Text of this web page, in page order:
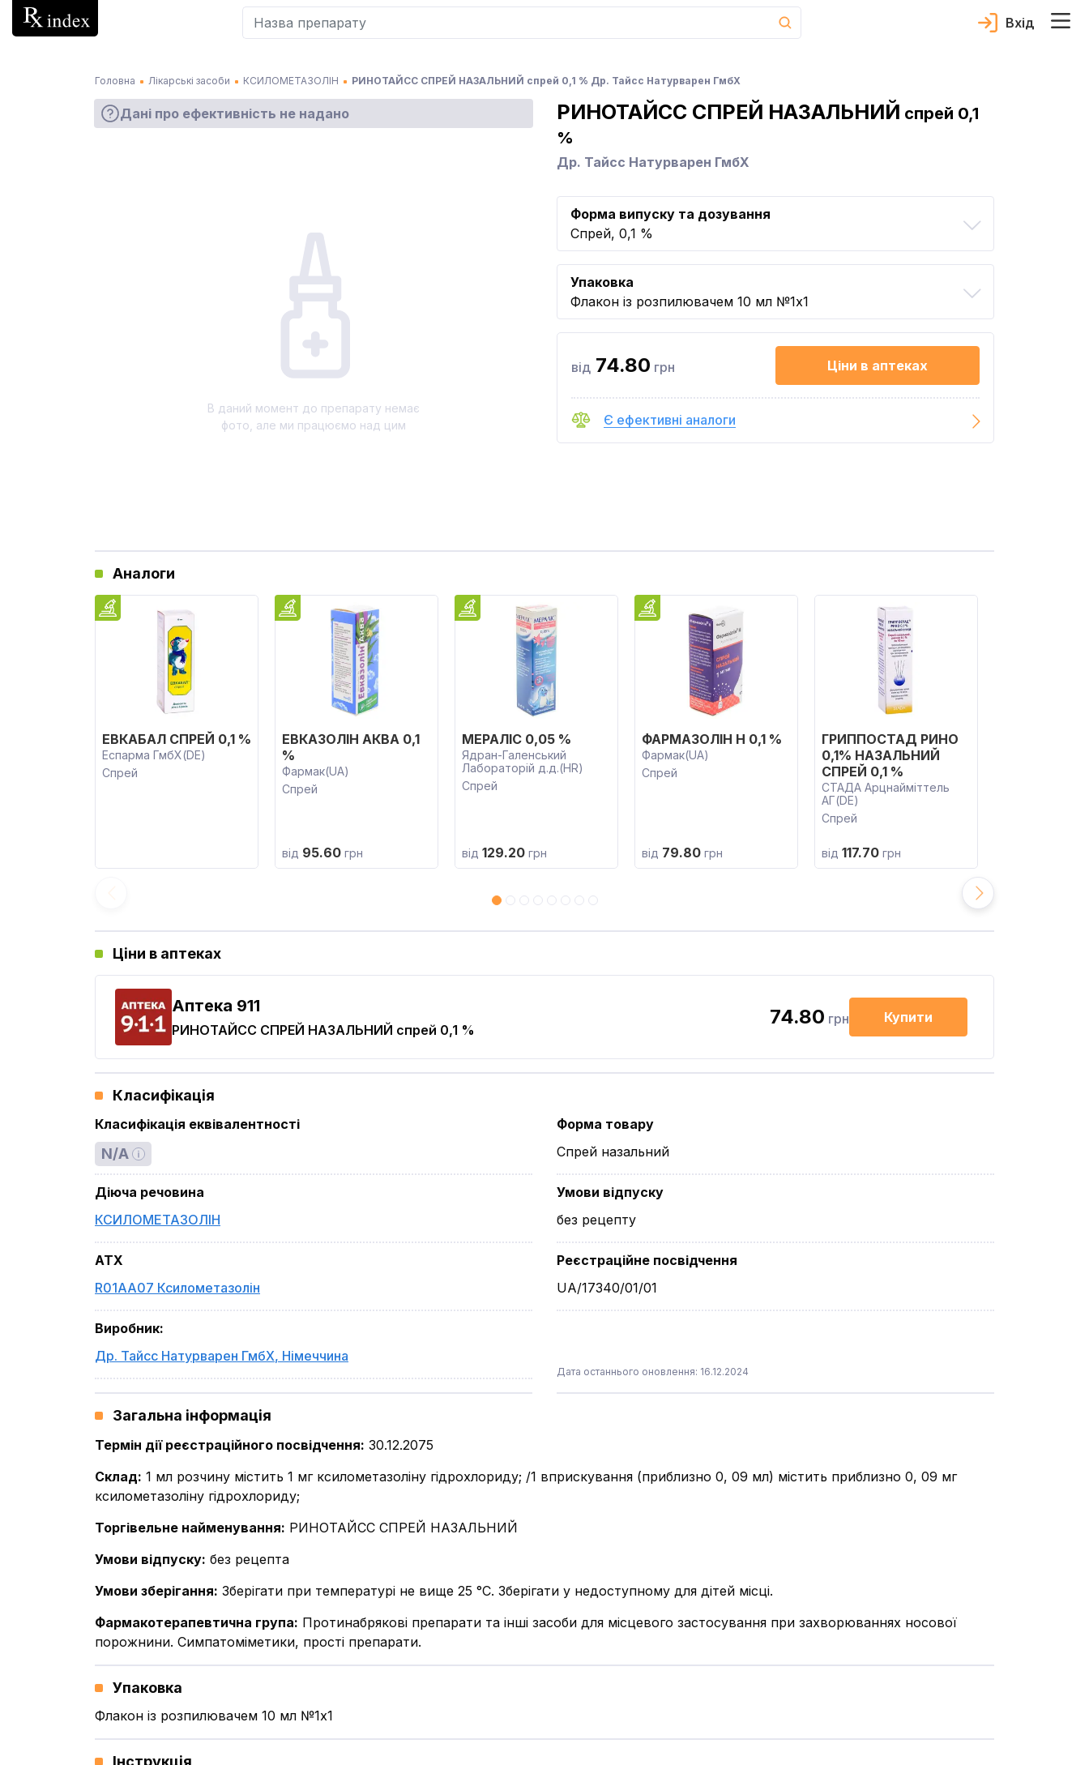
Вхід
Головна Лікарські засоби КСИЛОМЕТАЗОЛІН РИНОТАЙСС СПРЕЙ НАЗАЛЬНИЙ спрей 0,1 % Др. Тайсс Натурварен ГмбХ
Дані про ефективність не надано
В даний момент до препарату немає
фото, але ми працюємо над цим
РИНОТАЙСС СПРЕЙ НАЗАЛЬНИЙ спрей 0,1
%
Др. Тайсс Натурварен ГмбХ
Форма випуску та дозування
Спрей, 0,1 %
Упаковка
Флакон із розпилювачем 10 мл №1x1
від 74.80 грн Ціни в аптеках
Є ефективні аналоги
Аналоги
ЕВКАБАЛ СПРЕЙ 0,1 %
Еспарма ГмбХ(DE)
Спрей
ЕВКАЗОЛІН АКВА 0,1
%
Фармак(UA)
Спрей
від 95.60 грн
МЕРАЛІС 0,05 %
Ядран-Галенський
Лабораторій д.д.(HR)
Спрей
від 129.20 грн
ФАРМАЗОЛІН Н 0,1 %
Фармак(UA)
Спрей
від 79.80 грн
ГРИППОСТАД РИНО
0,1% НАЗАЛЬНИЙ
СПРЕЙ 0,1 %
СТАДА Арцнайміттель
АГ(DE)
Спрей
від 117.70 грн
Ціни в аптеках
Aптека 911
РИНОТАЙСС СПРЕЙ НАЗАЛЬНИЙ спрей 0,1 %
74.80 грн Купити
Класифікація
Класифікація еквівалентності
N/A
Діюча речовина
КСИЛОМЕТАЗОЛІН
ATX
R01AA07 Ксилометазолін
Виробник:
Др. Тайсс Натурварен ГмбХ, Німеччина
Форма товару
Спрей назальний
Умови відпуску
без рецепту
Реєстраційне посвідчення
UA/17340/01/01
Дата останнього оновлення: 16.12.2024
Загальна інформація
Термін дії реєстраційного посвідчення: 30.12.2075
Склад: 1 мл розчину містить 1 мг ксилометазоліну гідрохлориду; /1 вприскування (приблизно 0, 09 мл) містить приблизно 0, 09 мг
ксилометазоліну гідрохлориду;
Торгівельне найменування: РИНОТАЙСС СПРЕЙ НАЗАЛЬНИЙ
Умови відпуску: без рецепта
Умови зберігання: Зберігати при температурі не вище 25 °С. Зберігати у недоступному для дітей місці.
Фармакотерапевтична група: Протинабрякові препарати та інші засоби для місцевого застосування при захворюваннях носової
порожнини. Симпатоміметики, прості препарати.
Упаковка
Флакон із розпилювачем 10 мл №1x1
Інструкція